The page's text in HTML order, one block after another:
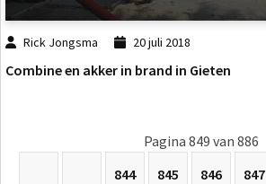
Rick Jongsma 20 juli 2018
Combine en akker in brand in Gieten
Pagina 849 van 886
844
845 846 847